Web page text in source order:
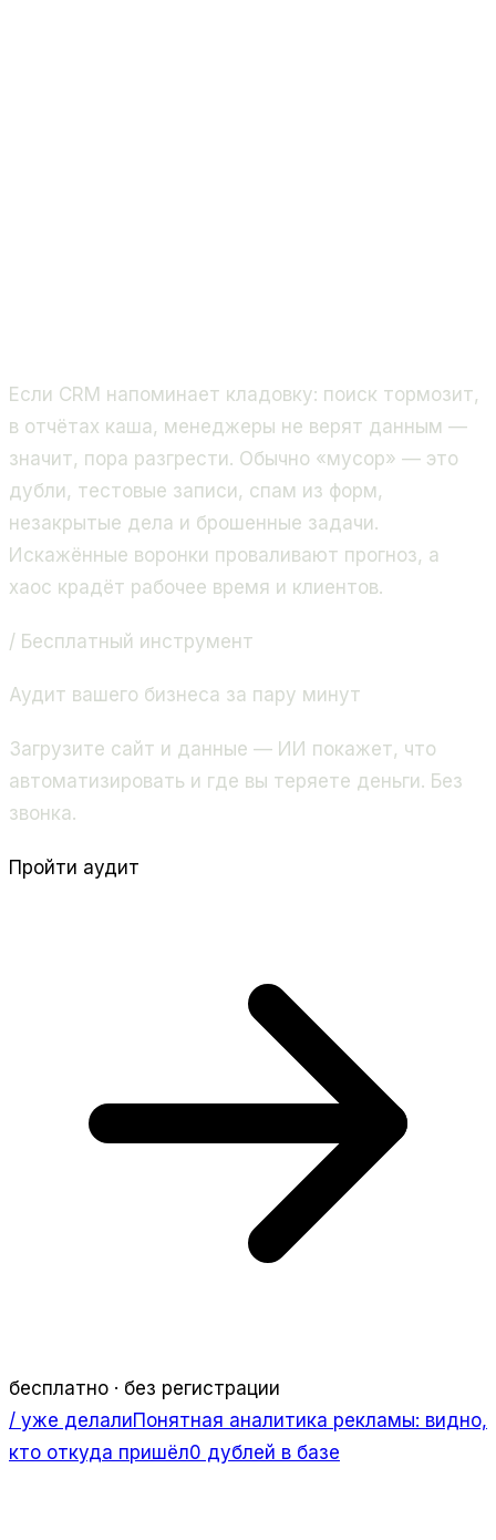
Если CRM напоминает кладовку: поиск тормозит,
в отчётах каша, менеджеры не верят данным —
значит, пора разгрести. Обычно «мусор» — это
дубли, тестовые записи, спам из форм,
незакрытые дела и брошенные задачи.
Искажённые воронки проваливают прогноз, а
хаос крадёт рабочее время и клиентов.
/ Бесплатный инструмент
Аудит вашего бизнеса за пару минут
Загрузите сайт и данные — ИИ покажет, что
автоматизировать и где вы теряете деньги. Без
звонка.
Пройти аудит
бесплатно · без регистрации
/ уже делалиПонятная аналитика рекламы: видно,
кто откуда пришёл0 дублей в базе